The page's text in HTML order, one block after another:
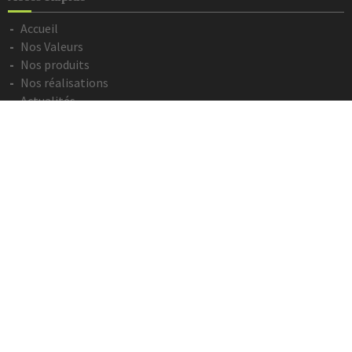
Accueil
Nos Valeurs
Nos produits
Nos réalisations
Actualités